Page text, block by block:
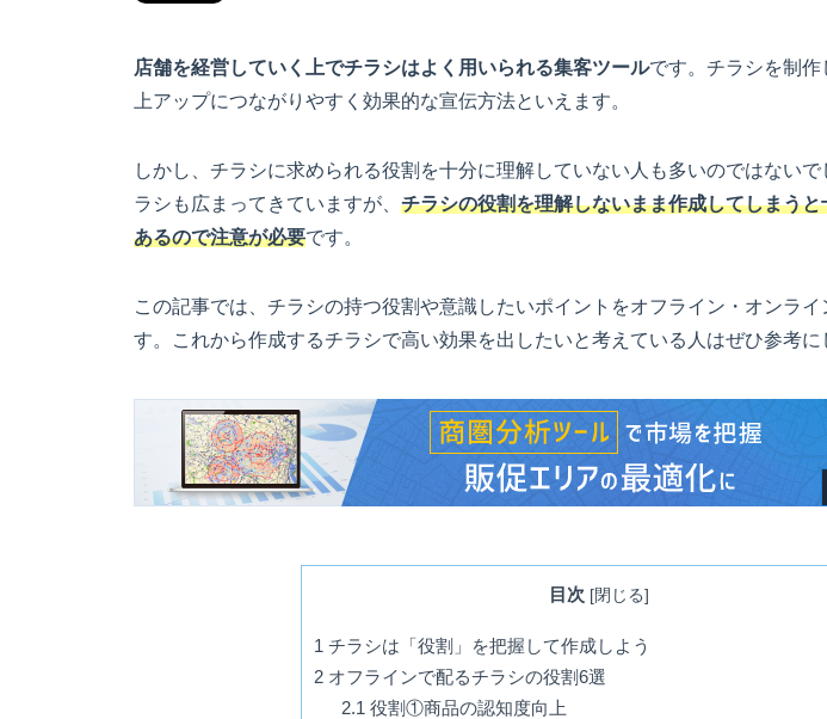
店舗を経営していく上でチラシはよく用いられる集客ツールです。チラシを制
上アップにつながりやすく効果的な宣伝方法といえます。
しかし、チラシに求められる役割を十分に理解していない人も多いのではない
ラシも広まってきていますが、 チラシの役割を理解しないまま作成してしまう
あるので注意が必要です。
この記事では、チラシの持つ役割や意識したいポイントをオフライン・オンライ
す。これから作成するチラシで高い効果を出したいと考えている人はぜひ参考に
目次 [閉じる]
1 チラシは「役割」を把握して作成しよう
2 オフラインで配るチラシの役割6選
2.1 役割①商品の認知度向上